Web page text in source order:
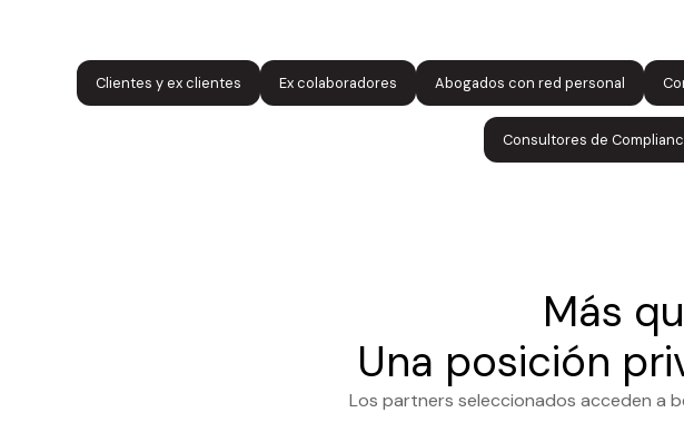
Clientes y ex clientes Ex colaboradores Abogados con red personal
Consultores de
Más
Una posición
Los partners seleccionados acceden a